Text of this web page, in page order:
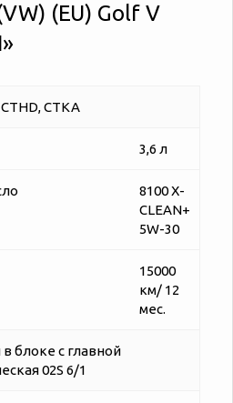
(EU) Golf V
CTKA
3,6 л
8100 X-
CLEAN+
5W-30
15000
км/ 12
мес.
блоке с главной
02S 6/1